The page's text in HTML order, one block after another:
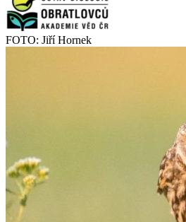
FOTO: Jiří Hornek